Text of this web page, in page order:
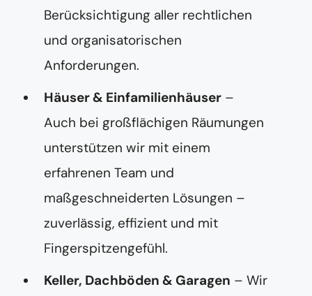
Berücksichtigung aller rechtlichen
und organisatorischen
Anforderungen.
Häuser & Einfamilienhäuser –
Auch bei großflächigen Räumungen
unterstützen wir mit einem
erfahrenen Team und
maßgeschneiderten Lösungen –
zuverlässig, effizient und mit
Fingerspitzengefühl.
Keller, Dachböden & Garagen – Wir